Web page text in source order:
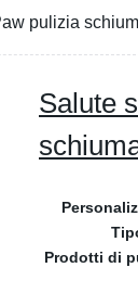
pulizia
Salute
Prodotti di